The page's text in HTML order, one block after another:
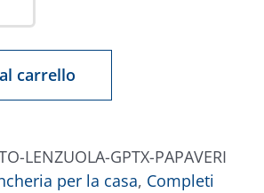
carrello
LENZUOLA-GPTX-PAPAVERI
per la casa, Completi